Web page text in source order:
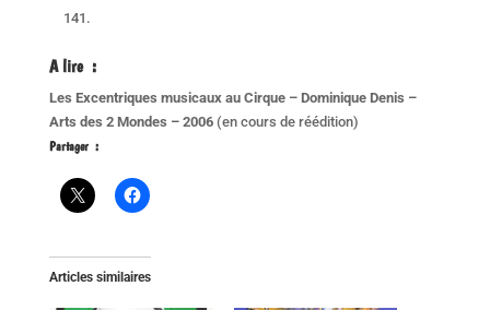
141.
A lire :
Les Excentriques musicaux au Cirque – Dominique Denis –
Arts des 2 Mondes – 2006(en cours de réédition)
Partager :
Articles similaires